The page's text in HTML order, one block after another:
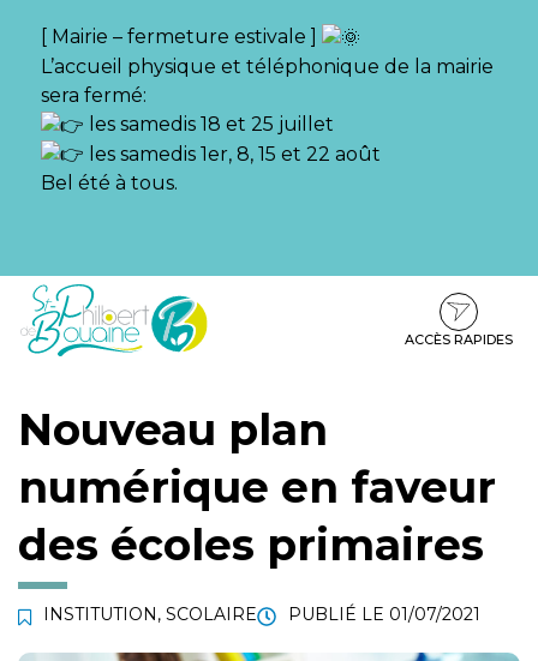
[ Mairie – fermeture estivale ]
L’accueil physique et téléphonique de la mairie
sera fermé:
les samedis 18 et 25 juillet
les samedis 1er, 8, 15 et 22 août
Bel été à tous.
Aller
Aller
contenu
Aller
pied
ACCÈS RAPIDES
Nouveau plan
numérique en faveur
des écoles primaires
INSTITUTION , SCOLAIRE PUBLIÉ LE 01/07/2021